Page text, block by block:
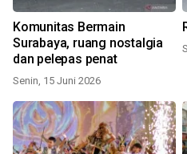
Komunitas Bermain
Surabaya, ruang nostalgia
dan pelepas penat
Senin, 15 Juni 2026